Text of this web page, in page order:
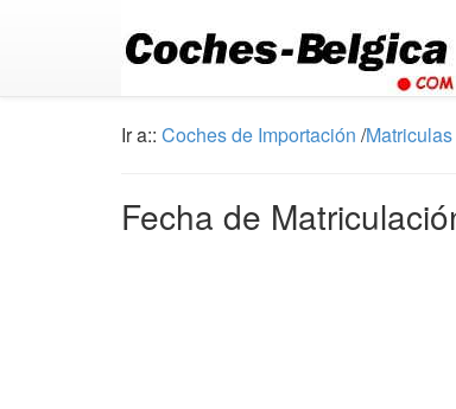
Ir a:: Coches de Importación /
Fecha de